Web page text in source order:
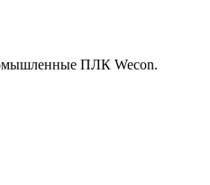
ПЛК Wecon.